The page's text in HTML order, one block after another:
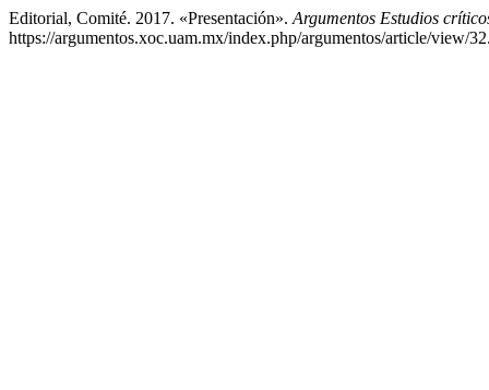
Editorial, Comité. 2017. «Presentación». Argumentos Estudios
https://argumentos.xoc.uam.mx/index.php/argumentos/article/view/